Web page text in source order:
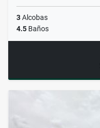
3Alcobas
4.5 Baños